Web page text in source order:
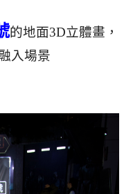
的地面3D立體畫，
入場景